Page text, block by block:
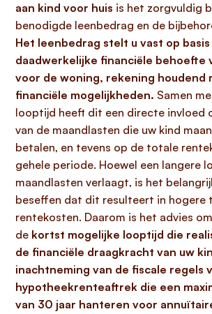
aan kind voor huis is het zorgvuldig
benodigde leenbedrag en de
Het leenbedrag stelt u vast op basis
daadwerkelijke financiële behoefte
voor de woning, rekening houdend
financiële mogelijkheden. Samen
looptijd heeft dit een directe invloed
van de maandlasten die uw kind
betalen, en tevens op de totale
gehele periode. Hoewel een langere
maandlasten verlaagt, is het
beseffen dat dit resulteert in hogere
rentekosten. Daarom is het advies
de kortst mogelijke looptijd die
de financiële draagkracht van uw
inachtneming van de fiscale regels
hypotheekrenteaftrek die een
van 30 jaar hanteren voor